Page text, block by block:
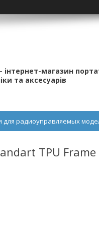
інтернет-магазин
та аксесуарів
для радиоуправляемых
TPU